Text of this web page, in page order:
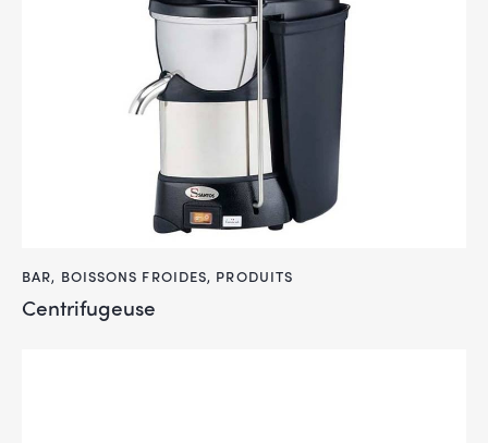
BAR, BOISSONS FROIDES, PRODUITS
Centrifugeuse